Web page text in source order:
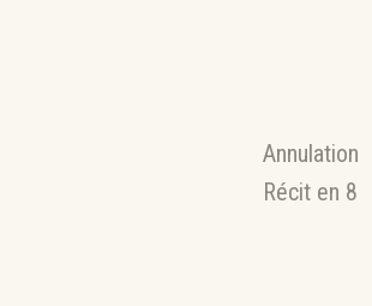
Annulation
Récit en 8